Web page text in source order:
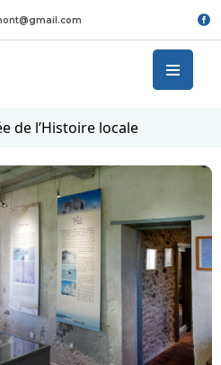
de l’Histoire locale